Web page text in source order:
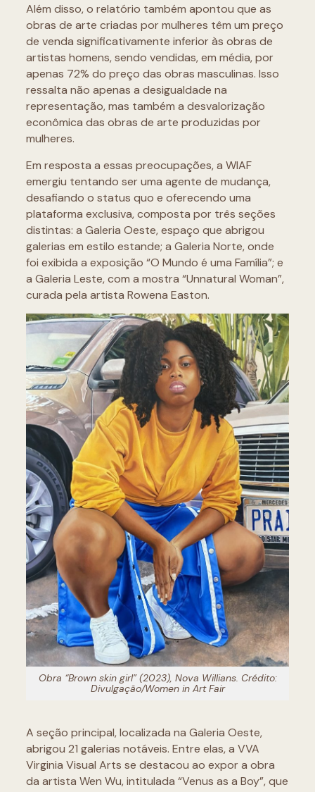
Além disso, o relatório também apontou que as
obras de arte criadas por mulheres têm um preço
de venda significativamente inferior às obras de
artistas homens, sendo vendidas, em média, por
apenas 72% do preço das obras masculinas. Isso
ressalta não apenas a desigualdade na
representação, mas também a desvalorização
econômica das obras de arte produzidas por
mulheres.
Em resposta a essas preocupações, a WIAF
emergiu tentando ser uma agente de mudança,
desafiando o status quo e oferecendo uma
plataforma exclusiva, composta por três seções
distintas: a Galeria Oeste, espaço que abrigou
galerias em estilo estande; a Galeria Norte, onde
foi exibida a exposição “O Mundo é uma Família”; e
a Galeria Leste, com a mostra “Unnatural Woman”,
curada pela artista Rowena Easton.
Obra “Brown skin girl” (2023), Nova Willians. Crédito:
Divulgação/Women in Art Fair
A seção principal, localizada na Galeria Oeste,
abrigou 21 galerias notáveis. Entre elas, a VVA
Virginia Visual Arts se destacou ao expor a obra
da artista Wen Wu, intitulada “Venus as a Boy”, que